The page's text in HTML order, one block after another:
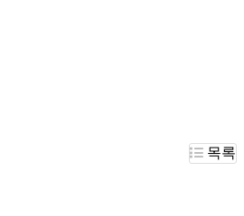
목록